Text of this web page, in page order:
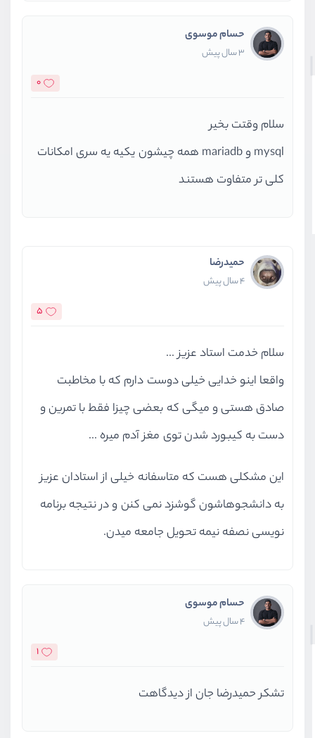
حسام موسوی
3 سال پیش
0
سلام وقتت بخیر
mysql و mariadb همه چیشون یکیه یه سری امکانات
کلی تر متفاوت هستند
حمیدرضا
4 سال پیش
5
سلام خدمت استاد عزیز ...
واقعا اینو خدایی خیلی دوست دارم که با مخاطبت
صادق هستی و میگی که بعضی چیزا فقط با تمرین و
دست به کیبورد شدن توی مغز آدم میره ...
این مشکلی هست که متاسفانه خیلی از استادان عزیز
به دانشجوهاشون گوشزد نمی کنن و در نتیجه برنامه
نویسی نصفه نیمه تحویل جامعه میدن.
حسام موسوی
4 سال پیش
1
تشکر حمیدرضا جان از دیدگاهت